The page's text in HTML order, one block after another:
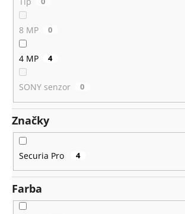
8 MP 0
4 MP 4
SONY senzor 0
Značky
Securia Pro 4
Farba
m